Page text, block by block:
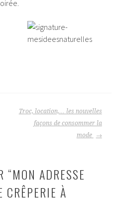
Troc, location,… les nouvelles
façons de consommer la
mode
“MON ADRESSE
CRÊPERIE À